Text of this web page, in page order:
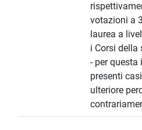
votazioni a
laurea a
i Corsi della
- per questa
presenti
ulteriore